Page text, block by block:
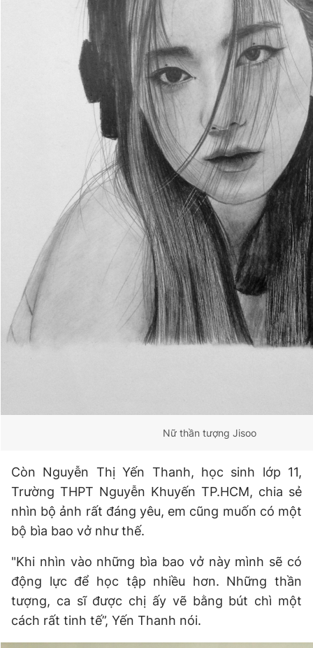
Nữ thần tượng Jisoo
Còn Nguyễn Thị Yến Thanh, học sinh lớp 11,
Trường THPT Nguyễn Khuyến TP.HCM, chia sẻ
nhìn bộ ảnh rất đáng yêu, em cũng muốn có một
bộ bìa bao vở như thế.
"Khi nhìn vào những bìa bao vở này mình sẽ có
động lực để học tập nhiều hơn. Những thần
tượng, ca sĩ được chị ấy vẽ bằng bút chì một
cách rất tinh tế”, Yến Thanh nói.